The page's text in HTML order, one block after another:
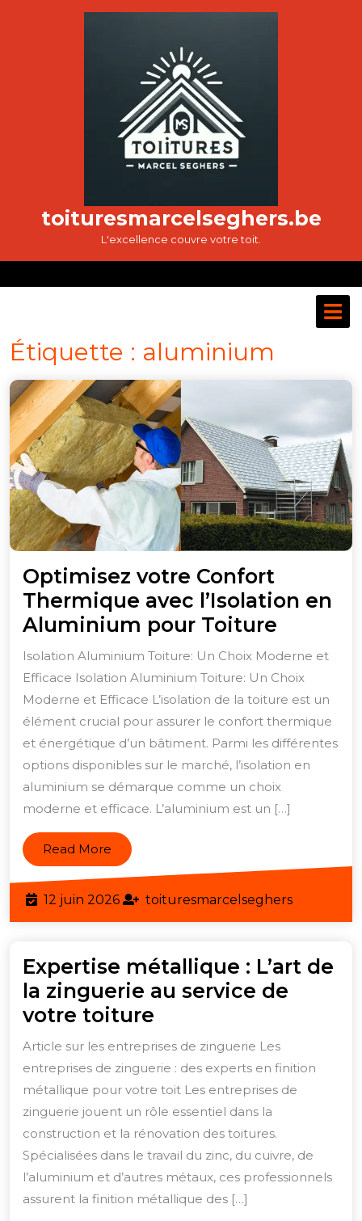
toituresmarcelseghers.be
L'excellence couvre votre toit.
Étiquette : aluminium
Optimisez votre Confort
Thermique avec l’Isolation en
Aluminium pour Toiture
votre
Confort
avec
en
pour
Isolation Aluminium Toiture: Un Choix Moderne et
Efficace Isolation Aluminium Toiture: Un Choix
Moderne et Efficace L’isolation de la toiture est un
élément crucial pour assurer le confort thermique
et énergétique d’un bâtiment. Parmi les différentes
options disponibles sur le marché, l’isolation en
aluminium se démarque comme un choix
moderne et efficace. L’aluminium est un […]
Read More Read
More
12 juin 202612
juin
toituresmarcelseghers
Expertise métallique : L’art de
la zinguerie au service de
votre toiture
métallique
:
L’art
de
la
zinguerie
au
service
Article sur les entreprises de zinguerie Les
entreprises de zinguerie : des experts en finition
métallique pour votre toit Les entreprises de
zinguerie jouent un rôle essentiel dans la
construction et la rénovation des toitures.
Spécialisées dans le travail du zinc, du cuivre, de
l’aluminium et d’autres métaux, ces professionnels
assurent la finition métallique des […]